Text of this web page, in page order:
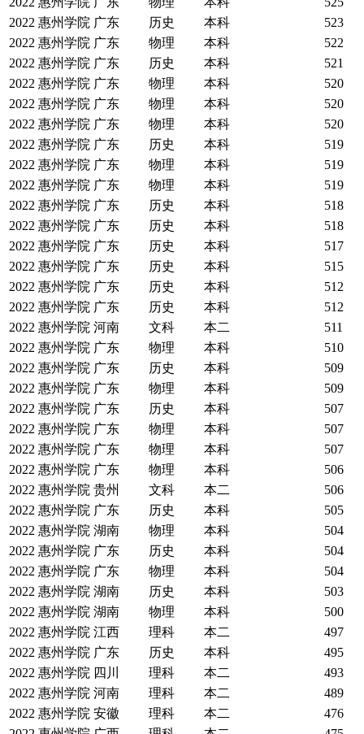
2022 惠州学院 广东 历史 本科
523
2022 惠州学院 广东 物理 本科
522
2022 惠州学院 广东 历史 本科
521
2022 惠州学院 广东 物理 本科
520
2022 惠州学院 广东 物理 本科
520
2022 惠州学院 广东 物理 本科
520
2022 惠州学院 广东 历史 本科
519
2022 惠州学院 广东 物理 本科
519
2022 惠州学院 广东 物理 本科
519
2022 惠州学院 广东 历史 本科
518
2022 惠州学院 广东 历史 本科
518
2022 惠州学院 广东 历史 本科
517
2022 惠州学院 广东 历史 本科
515
2022 惠州学院 广东 历史 本科
512
2022 惠州学院 广东 历史 本科
512
2022 惠州学院 河南 文科 本二
511
2022 惠州学院 广东 物理 本科
510
2022 惠州学院 广东 历史 本科
509
2022 惠州学院 广东 物理 本科
509
2022 惠州学院 广东 历史 本科
507
2022 惠州学院 广东 物理 本科
507
2022 惠州学院 广东 物理 本科
507
2022 惠州学院 广东 物理 本科
506
2022 惠州学院 贵州 文科 本二
506
2022 惠州学院 广东 历史 本科
505
2022 惠州学院 湖南 物理 本科
504
2022 惠州学院 广东 历史 本科
504
2022 惠州学院 广东 物理 本科
504
2022 惠州学院 湖南 历史 本科
503
2022 惠州学院 湖南 物理 本科
500
2022 惠州学院 江西 理科 本二
497
2022 惠州学院 广东 历史 本科
495
2022 惠州学院 四川 理科 本二
493
2022 惠州学院 河南 理科 本二
489
2022 惠州学院 安徽 理科 本二
476